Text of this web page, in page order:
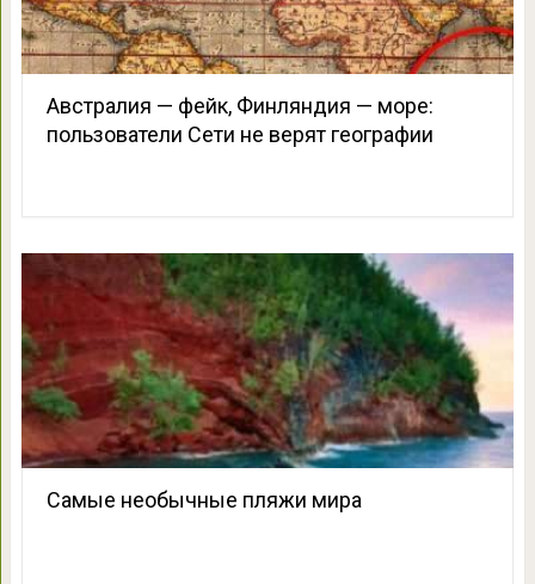
Австралия — фейк, Финляндия — море:
пользователи Сети не верят географии
Самые необычные пляжи мира